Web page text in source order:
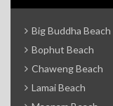
Big Buddha Beach
Bophut Beach
Chaweng Beach
Lamai Beach